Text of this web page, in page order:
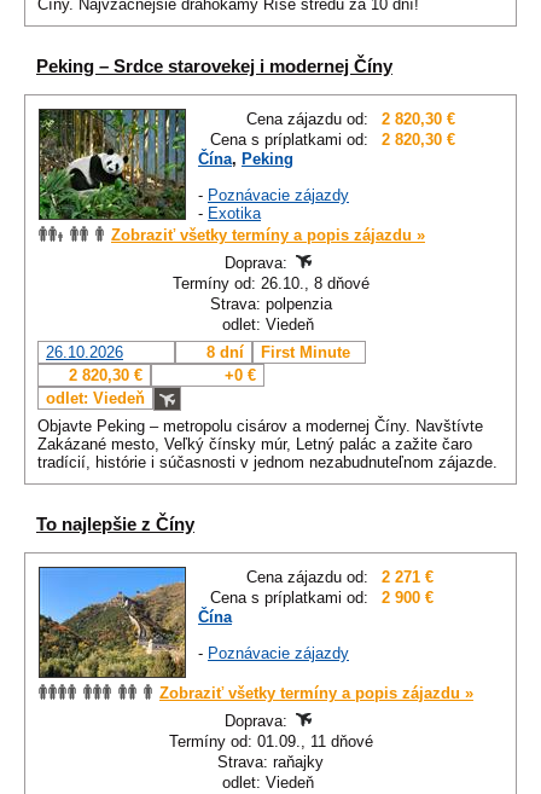
Číny. Najvzácnejšie drahokamy Ríše stredu za 10 dní!
Peking – Srdce starovekej i modernej Číny
Cena zájazdu od:
2 820,30 €
Cena s príplatkami od:
2 820,30 €
Čína, Peking
- Poznávacie zájazdy
- Exotika
Zobraziť všetky termíny a popis zájazdu »
Doprava:
Termíny od: 26.10., 8 dňové
Strava: polpenzia
odlet: Viedeň
26.10.2026
8 dní
First Minute
2 820,30 €
+0 €
odlet: Viedeň
Objavte Peking – metropolu cisárov a modernej Číny. Navštívte
Zakázané mesto, Veľký čínsky múr, Letný palác a zažite čaro
tradícií, histórie i súčasnosti v jednom nezabudnuteľnom zájazde.
To najlepšie z Číny
Cena zájazdu od:
2 271 €
Cena s príplatkami od:
2 900 €
Čína
- Poznávacie zájazdy
Zobraziť všetky termíny a popis zájazdu »
Doprava:
Termíny od: 01.09., 11 dňové
Strava: raňajky
odlet: Viedeň